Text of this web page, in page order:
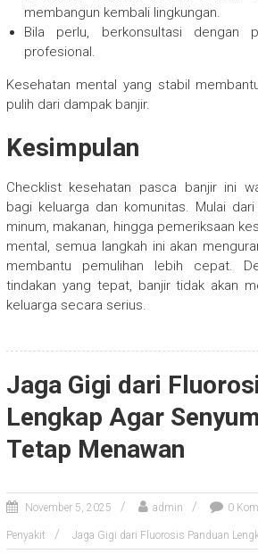
membangun kembali lingkungan.
Bila perlu, berkonsultasi dengan
profesional.
Kesehatan mental yang stabil
pulih dari dampak banjir.
Kesimpulan
Checklist kesehatan pasca banjir ini
bagi keluarga dan komunitas. Mulai
minum, makanan, hingga pemeriksaan
mental, semua langkah ini akan
membantu pemulihan lebih cepat.
tindakan yang tepat, banjir tidak akan
keluarga secara serius.
Jaga Gigi dari
Lengkap Agar
Tetap Menawan
November 5, 2025 admin 0
Penyakit Jaga Gigi dari Fluorosis Panduan